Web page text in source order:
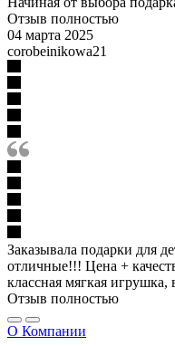
Отзыв полностью
04 марта 2025
corobeinikowa21
Заказывала подарки для
отличные!!! Цена +
классная мягкая игрушка,
Отзыв полностью
О Компании